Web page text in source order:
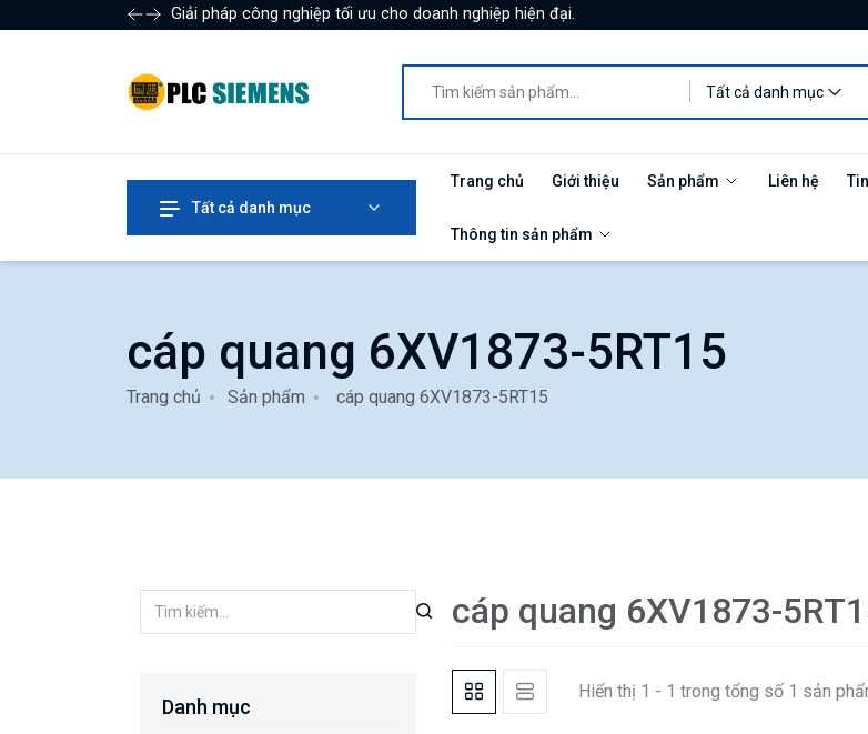
Giải pháp công nghiệp tối ưu cho doanh nghiệp hiện đại.
Tất cả danh mục
Tất cả danh mục
Trang chủ Giới thiệu Sản phẩm Liên hệ
Thông tin sản phẩm
cáp quang 6XV1873-5RT15
Trang chủ Sản phẩm cáp quang 6XV1873-5RT15
Danh mục
cáp quang 6XV1873-
Hiển thị 1 - 1 trong tổng số 1 sản